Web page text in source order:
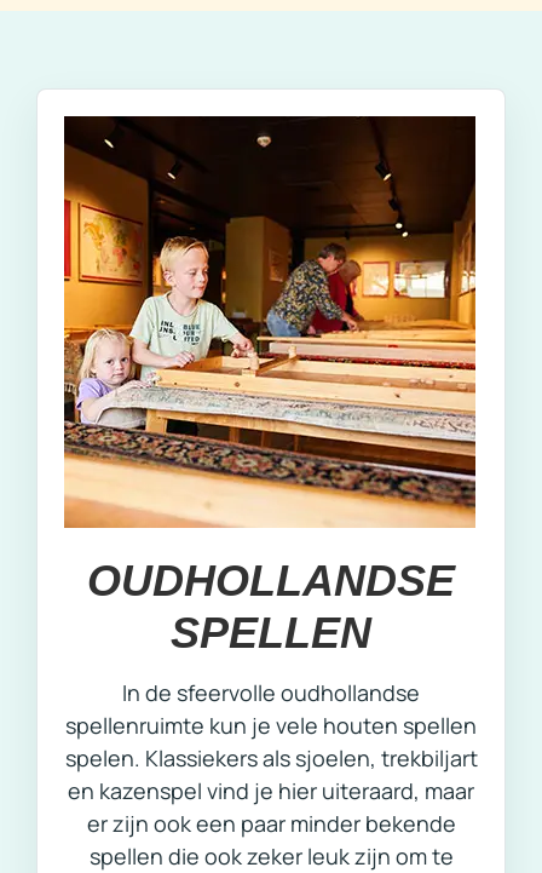
OUDHOLLANDSE
SPELLEN
In de sfeervolle oudhollandse
spellenruimte kun je vele houten spellen
spelen. Klassiekers als sjoelen, trekbiljart
en kazenspel vind je hier uiteraard, maar
er zijn ook een paar minder bekende
spellen die ook zeker leuk zijn om te